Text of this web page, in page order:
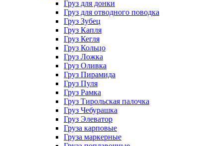
Груз для донки
Груз для отводного поводка
Груз Зубец
Груз Капля
Груз Кегля
Груз Кольцо
Груз Ложка
Груз Оливка
Груз Пирамида
Груз Пуля
Груз Рамка
Груз Тирольская палочка
Груз Чебурашка
Груз Элеватор
Груза карповые
Груза маркерные